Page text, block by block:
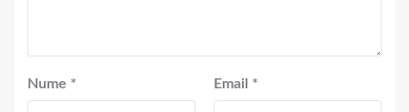
Nume * Email *